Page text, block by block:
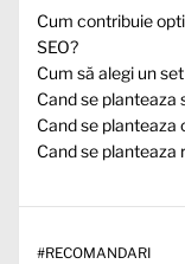
Cum contribuie
SEO?
Cum să alegi un
Cand se planteaza
Cand se planteaza
Cand se planteaza
#RECOMANDARI